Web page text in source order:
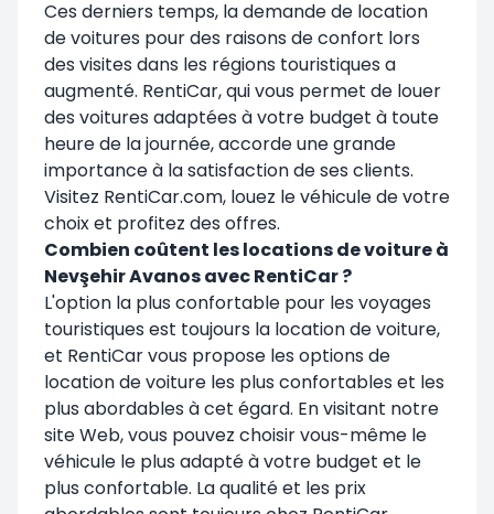
Ces derniers temps, la demande de location
de voitures pour des raisons de confort lors
des visites dans les régions touristiques a
augmenté. RentiCar, qui vous permet de louer
des voitures adaptées à votre budget à toute
heure de la journée, accorde une grande
importance à la satisfaction de ses clients.
Visitez RentiCar.com, louez le véhicule de votre
choix et profitez des offres.
Combien coûtent les locations de voiture à
Nevşehir Avanos avec RentiCar ?
L'option la plus confortable pour les voyages
touristiques est toujours la location de voiture,
et RentiCar vous propose les options de
location de voiture les plus confortables et les
plus abordables à cet égard. En visitant notre
site Web, vous pouvez choisir vous-même le
véhicule le plus adapté à votre budget et le
plus confortable. La qualité et les prix